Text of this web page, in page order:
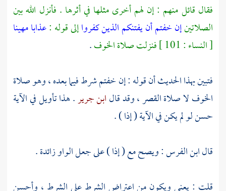
فقال قائل منهم : إن لهم أخرى مثلها في أثرها . فأنزل الله بين
الصلاتينإن خفتم أن يفتنكم الذين كفرواإلى قوله :عذابا مهينا
[ النساء : 101 ] فنزلت صلاة الخوف
.
فتبين بهذا الحديث أن قوله : إن خفتم شرط فيما بعده ، وهو صلاة
الخوف لا صلاة القصر ، وقد قالابن جرير. هذا تأويل في الآية
حسن لو لم يكن في الآية ( إذا ) .
قالابن الفرس: ويصح مع ( إذا ) على جعل الواو زائدة .